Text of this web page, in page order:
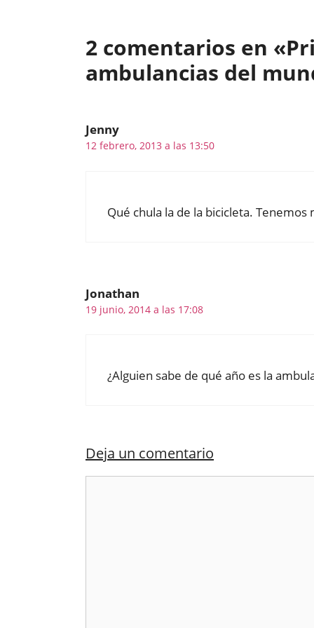
2 comentarios en
ambulancias del
Jenny
12 febrero, 2013 a las 13:50
Qué chula la de la bicicleta.
Jonathan
19 junio, 2014 a las 17:08
¿Alguien sabe de qué año es la
Deja un comentario